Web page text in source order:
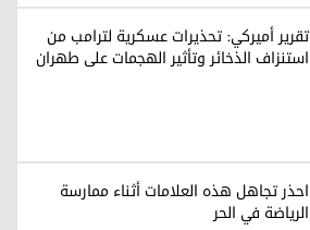
تقرير أميركي: تحذيرات عسكرية لترامب من
استنزاف الذخائر وتأثير الهجمات على طهران
احذر تجاهل هذه العلامات أثناء ممارسة
الرياضة في الحر